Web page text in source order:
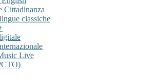
Cittadinanza
classiche
Live